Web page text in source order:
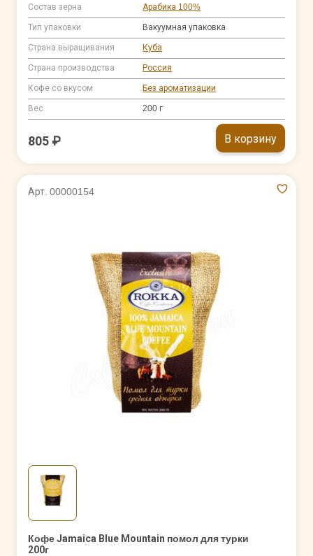
Состав зерна Арабика 100%
Тип упаковки Вакуумная упаковка
Страна выращивания Куба
Страна производства Россия
Кофе со вкусом Без ароматизации
Вес 200 г
805 ₽ В корзину
Арт. 00000154
Кофе Jamaica Blue Mountain помол для турки
200г